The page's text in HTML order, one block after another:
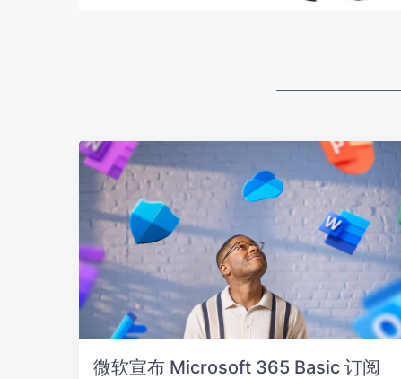
微软宣布 Microsoft 365 Basic 订阅